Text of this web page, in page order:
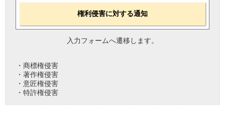
権利侵害に対する通知
入力フォームへ遷移します。
・商標権侵害
・著作権侵害
・意匠権侵害
・特許権侵害